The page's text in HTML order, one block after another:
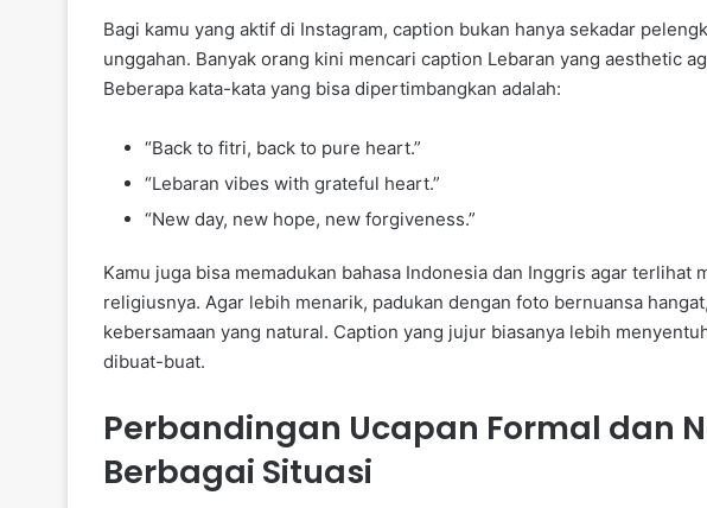
Bagi kamu yang aktif di Instagram, caption bukan hanya sekadar
unggahan. Banyak orang kini mencari caption Lebaran yang aesthetic
Beberapa kata-kata yang bisa dipertimbangkan adalah:
“Back to fitri, back to pure heart.”
“Lebaran vibes with grateful heart.”
“New day, new hope, new forgiveness.”
Kamu juga bisa memadukan bahasa Indonesia dan Inggris agar terlihat
religiusnya. Agar lebih menarik, padukan dengan foto bernuansa
kebersamaan yang natural. Caption yang jujur biasanya lebih
dibuat-buat.
Perbandingan Ucapan Formal dan
Berbagai Situasi